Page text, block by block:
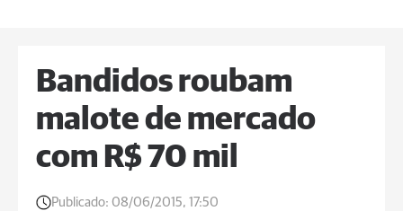
Bandidos roubam
malote de mercado
com R$ 70 mil
Publicado: 08/06/2015, 17:50